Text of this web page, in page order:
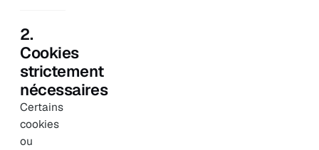
2.
Cookies
strictement
nécessaires
Certains
cookies
ou